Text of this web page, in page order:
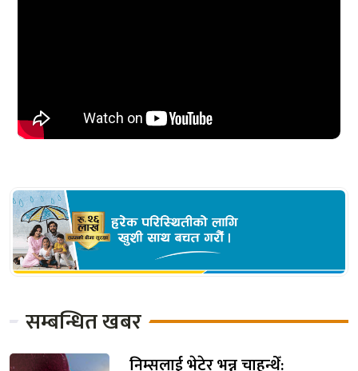
सम्बन्धित खबर
निम्सलाई भेटेर भन्न चाहन्थेँ: